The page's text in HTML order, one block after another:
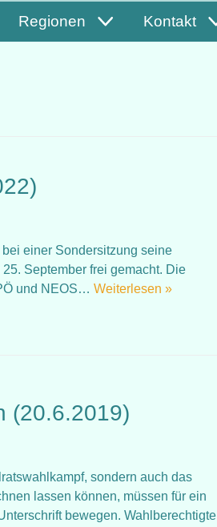
Regionen Kontakt
einer Sondersitzung seine
September frei gemacht. Die
und NEOS… Weiterlesen »
(20.6.2019)
sondern auch das
lassen können, müssen für ein
bewegen. Wahlberechtigte